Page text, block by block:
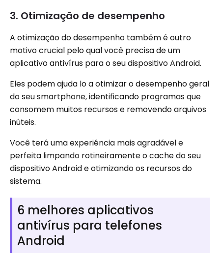
3. Otimização de desempenho
A otimização do desempenho também é outro
motivo crucial pelo qual você precisa de um
aplicativo antivírus para o seu dispositivo Android.
Eles podem ajuda lo a otimizar o desempenho geral
do seu smartphone, identificando programas que
consomem muitos recursos e removendo arquivos
inúteis.
Você terá uma experiência mais agradável e
perfeita limpando rotineiramente o cache do seu
dispositivo Android e otimizando os recursos do
sistema.
6 melhores aplicativos
antivírus para telefones
Android